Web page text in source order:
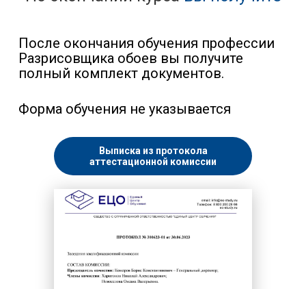
После окончания обучения профессии
Разрисовщика обоев вы получите
полный комплект документов.
Форма обучения не указывается
Выписка из протокола
аттестационной комиссии